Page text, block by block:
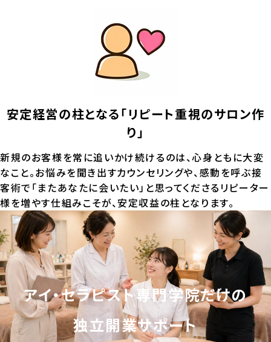
安定経営の柱となる「リピート重視のサロン作
り」
新規のお客様を常に追いかけ続けるのは、心身ともに大変
なこと。お悩みを聞き出すカウンセリングや、感動を呼ぶ接
客術で「またあなたに会いたい」と思ってくださるリピーター
様を増やす仕組みこそが、安定収益の柱となります。
アイ・セラピスト専門学院だけの
独立開業サポート